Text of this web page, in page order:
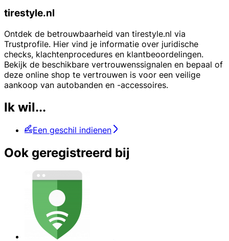
tirestyle.nl
Ontdek de betrouwbaarheid van tirestyle.nl via
Trustprofile. Hier vind je informatie over juridische
checks, klachtenprocedures en klantbeoordelingen.
Bekijk de beschikbare vertrouwenssignalen en bepaal of
deze online shop te vertrouwen is voor een veilige
aankoop van autobanden en -accessoires.
Ik wil...
Een geschil indienen
Ook geregistreerd bij